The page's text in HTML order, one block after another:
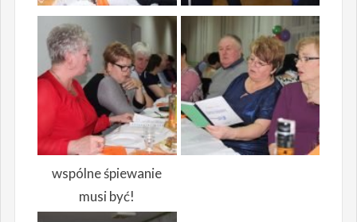
wspólne śpiewanie
musi być!